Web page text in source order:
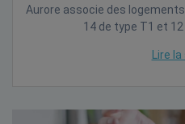
Aurore associe des
14 de type T1 et 12
Lire